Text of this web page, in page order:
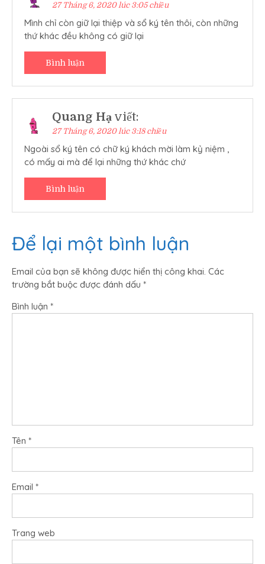
27 Tháng 6, 2020 lúc 3:05 chiều
Mình chỉ còn giữ lại thiệp và sổ ký tên thôi, còn những
thứ khác đều không có giữ lại
Bình luận
Quang Hạ viết:
27 Tháng 6, 2020 lúc 3:18 chiều
Ngoài sổ ký tên có chữ ký khách mời làm kỷ niệm ,
có mấy ai mà để lại những thứ khác chứ
Bình luận
Để lại một bình luận
Email của bạn sẽ không được hiển thị công khai. Các
trường bắt buộc được đánh dấu *
Bình luận *
Tên *
Email *
Trang web